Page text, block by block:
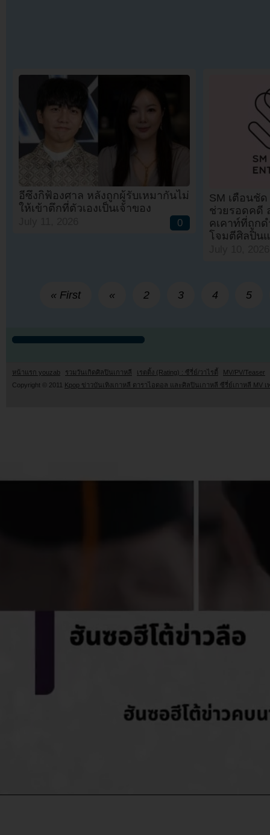
อีซึงกิฟ้องศาล หลังถูกผู้รับเหมากันไม่
ให้เข้าตึกที่ตัวเองเป็นเจ้าของ
0
SM เตือนชั
ช่วยรอดคดี
คเคาท์ที่ถูก
โจมตีศิลปิน
« First « 2 3 4 5
หน้าแรก youzab รวมวันเกิดศิลปินเกาหลี เรตติ้ง (Rating) : ซีรี่ย์/วาไรตี้
MV/PV/Teaser
Copyright © 2011 Kpop ข่าวบันเทิงเกาหลี ดาราไอดอล และศิลปินเกาหลี ซีรี่ย์เกาหลี MV